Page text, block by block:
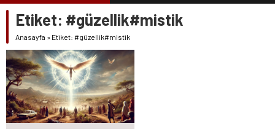
BAHÇEDEKİ YABANCI
BİR İKİNDİ HOMURTUSU
AKLANMAYAN GÜNAHLAR
BİR DAKİKA KALA
CAM TAVANLARIN ÖTESİNDE BİR KADININ EMEĞ
BAŞTAN BAŞLAYAMAM
KARALAMALAR
Etiket: #güzellik#mistik
Anasayfa » Etiket: #güzellik#mistik